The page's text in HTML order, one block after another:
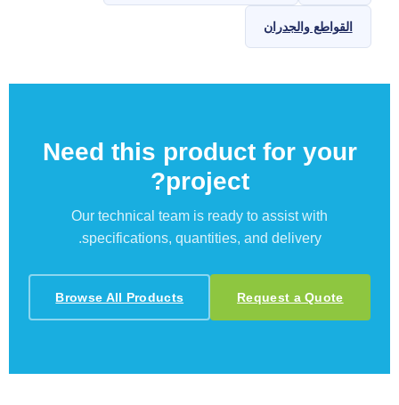
القواطع والجدران
Need this product for your
project?
Our technical team is ready to assist with
specifications, quantities, and delivery.
Request a Quote
Browse All Products